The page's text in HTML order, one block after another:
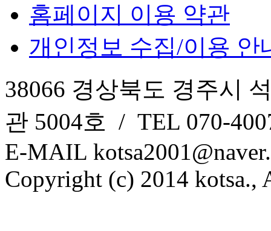
홈페이지 이용 약관
개인정보 수집/이용 안
38066 경상북도 경주시
관 5004호 / TEL 070-
E-MAIL
Copyright (c) 2014 kotsa.,